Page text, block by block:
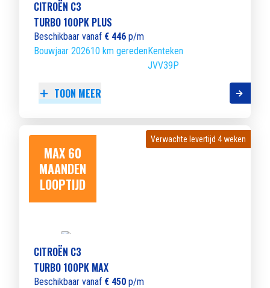
CITROËN C3
TURBO 100PK PLUS
Beschikbaar vanaf € 446 p/m
Bouwjaar 202610 km geredenKenteken
JVV39P
TOON MEER
MAX 60
MAANDEN
LOOPTIJD
Verwachte levertijd 4 weken
Verwachte levertijd 4 weken
CITROËN C3
TURBO 100PK MAX
Beschikbaar vanaf € 450 p/m